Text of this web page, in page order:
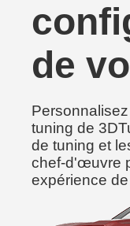
de
tuning de
de tuning et
chef-d'œuvre
expérience